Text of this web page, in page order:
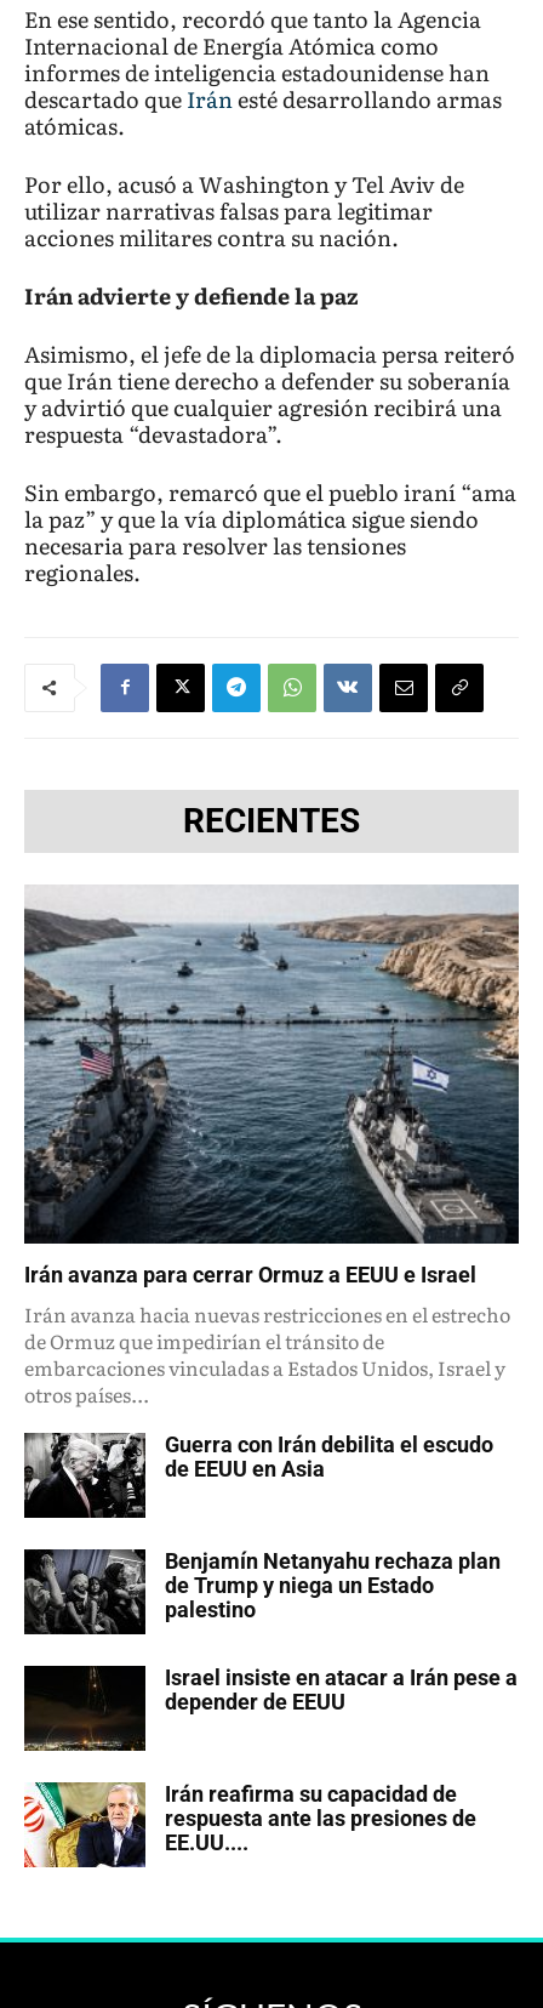
En ese sentido, recordó que tanto la Agencia
Internacional de Energía Atómica como
informes de inteligencia estadounidense han
descartado queIránesté desarrollando armas
atómicas.
Por ello, acusó a Washington y Tel Aviv de
utilizar narrativas falsas para legitimar
acciones militares contra su nación.
Irán advierte y defiende la paz
Asimismo, el jefe de la diplomacia persa reiteró
que Irán tiene derecho a defender su soberanía
y advirtió que cualquier agresión recibirá una
respuesta “devastadora”.
Sin embargo, remarcó que el pueblo iraní “ama
la paz” y que la vía diplomática sigue siendo
necesaria para resolver las tensiones
regionales.
RECIENTES
Irán avanza para cerrar Ormuz a EEUU e Israel
Irán avanza hacia nuevas restricciones en el estrecho
de Ormuz que impedirían el tránsito de
embarcaciones vinculadas a Estados Unidos, Israel y
otros países...
Guerra con Irán debilita el escudo
de EEUU en Asia
Benjamín Netanyahu rechaza plan
de Trump y niega un Estado
palestino
Israel insiste en atacar a Irán pese a
depender de EEUU
Irán reafirma su capacidad de
respuesta ante las presiones de
EE.UU....